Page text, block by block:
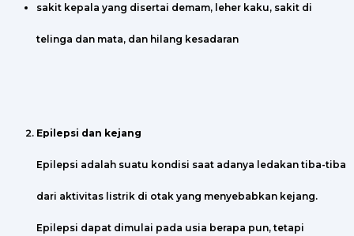
sakit kepala yang disertai demam, leher kaku, sakit di
telinga dan mata, dan hilang kesadaran
Epilepsi dan kejang
Epilepsi adalah suatu kondisi saat adanya ledakan tiba-tiba
dari aktivitas listrik di otak yang menyebabkan kejang.
Epilepsi dapat dimulai pada usia berapa pun, tetapi